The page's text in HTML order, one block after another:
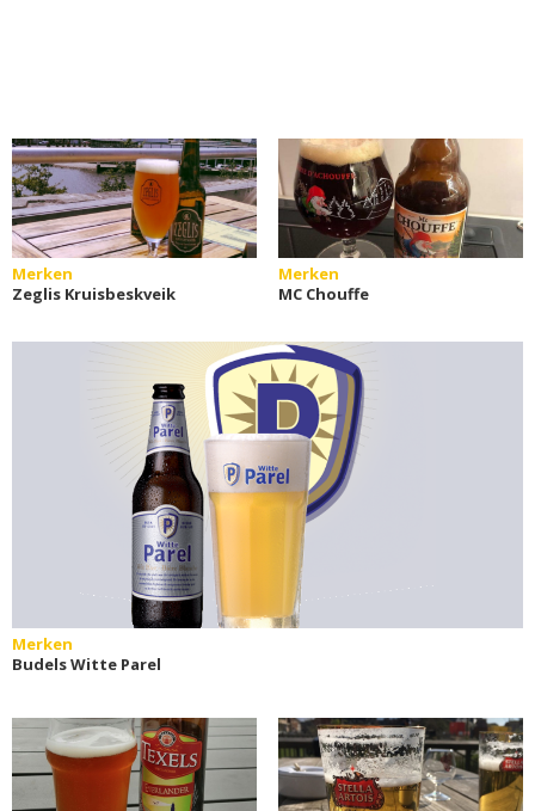
Merken
Zeglis Kruisbeskveik
Merken
MC Chouffe
Merken
Budels Witte Parel